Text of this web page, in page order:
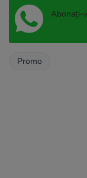
Abonați-
Promo